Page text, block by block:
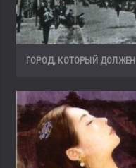
ГОРОД, КОТОРЫЙ ДОЛЖЕН